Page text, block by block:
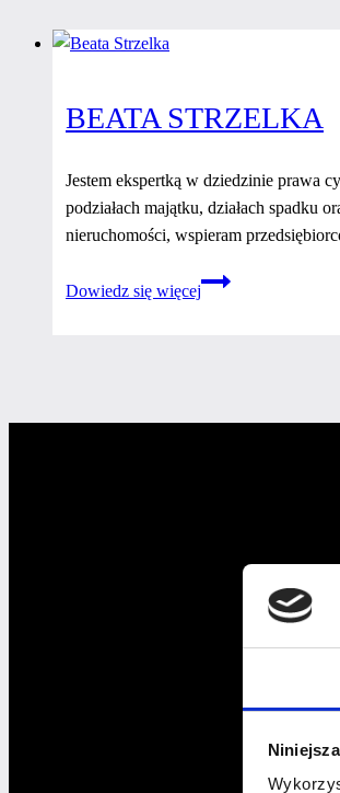
BEATA STRZELKA
Jestem ekspertką w dziedzinie prawa
podziałach majątku, działach spadku
nieruchomości, wspieram
Dowiedz się więcej
Beata